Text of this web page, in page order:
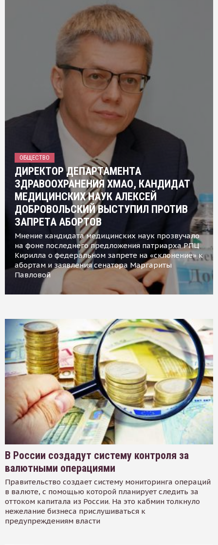
ОБЩЕСТВО
ДИРЕКТОР ДЕПАРТАМЕНТА
ЗДРАВООХРАНЕНИЯ ХМАО, КАНДИДАТ
МЕДИЦИНСКИХ НАУК АЛЕКСЕЙ
ДОБРОВОЛЬСКИЙ ВЫСТУПИЛ ПРОТИВ
ЗАПРЕТА АБОРТОВ
Мнение кандидата медицинских наук прозвучало
на фоне последнего предложения патриарха РПЦ
Кирилла о федеральном запрете на «склонение» к
абортам и заявления сенатора Маргариты
Павловой
В России создадут систему контроля за
валютными операциями
Правительство создает систему мониторинга операций
в валюте, с помощью которой планирует следить за
оттоком капитала из России. На это кабмин толкнуло
нежелание бизнеса прислушиваться к
предупреждениям власти